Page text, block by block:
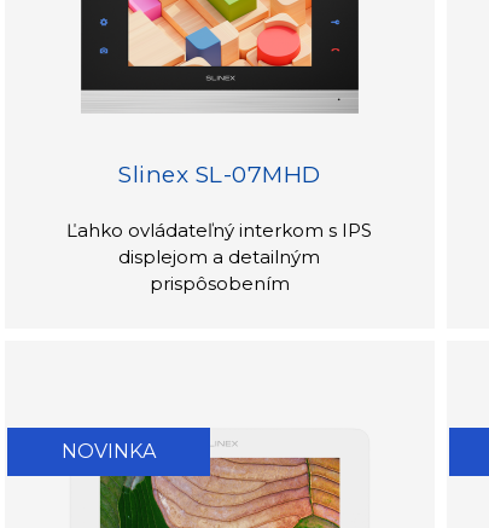
Slinex SL-07MHD
Ľahko ovládateľný interkom s IPS
displejom a detailným
prispôsobením
NOVINKA